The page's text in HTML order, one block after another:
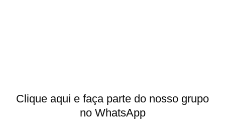
Clique aqui e faça parte do nosso grupo
no WhatsApp